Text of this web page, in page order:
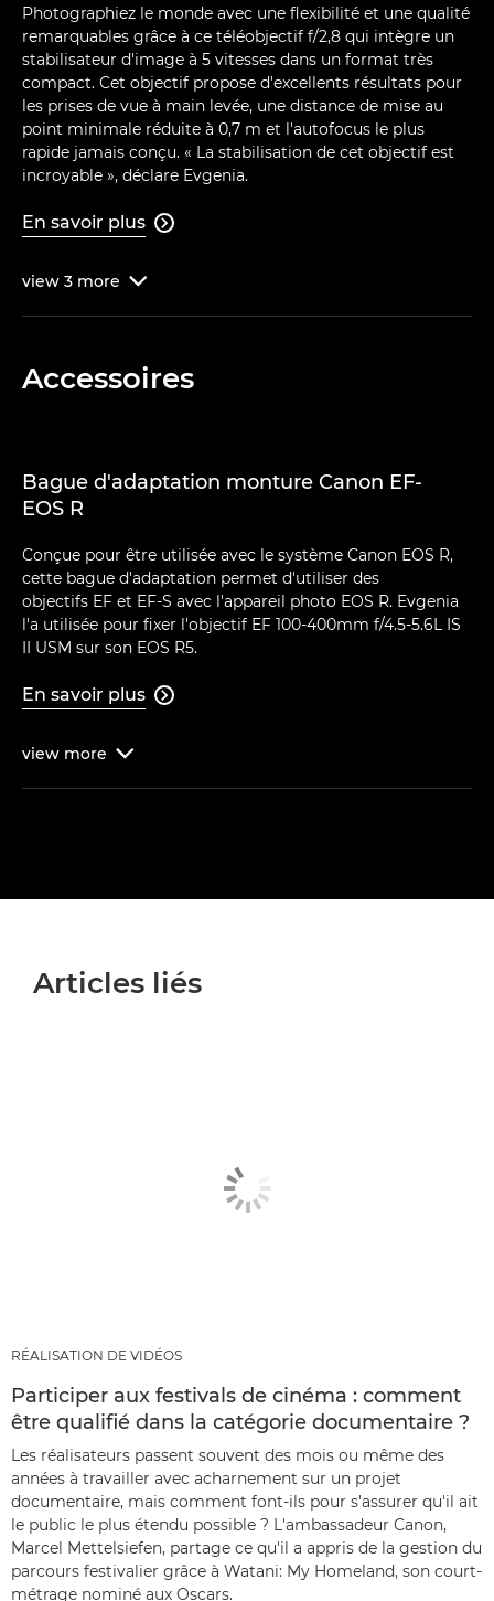
Photographiez le monde avec une flexibilité et une qualité
remarquables grâce à ce téléobjectif f/2,8 qui intègre un
stabilisateur d'image à 5 vitesses dans un format très
compact. Cet objectif propose d'excellents résultats pour
les prises de vue à main levée, une distance de mise au
point minimale réduite à 0,7 m et l'autofocus le plus
rapide jamais conçu. « La stabilisation de cet objectif est
incroyable », déclare Evgenia.
En savoir plus 
view 3 more 
Accessoires
Bague d'adaptation monture Canon EF-
EOS R
Conçue pour être utilisée avec le système Canon EOS R,
cette bague d'adaptation permet d'utiliser des
objectifs EF et EF-S avec l'appareil photo EOS R. Evgenia
l'a utilisée pour fixer l'objectif EF 100-400mm f/4.5-5.6L IS
II USM sur son EOS R5.
En savoir plus 
view more 
Articles liés
RÉALISATION DE VIDÉOS
Participer aux festivals de cinéma : comment
être qualifié dans la catégorie documentaire ?
Les réalisateurs passent souvent des mois ou même des
années à travailler avec acharnement sur un projet
documentaire, mais comment font-ils pour s'assurer qu'il ait
le public le plus étendu possible ? L'ambassadeur Canon,
Marcel Mettelsiefen, partage ce qu'il a appris de la gestion du
parcours festivalier grâce à Watani: My Homeland, son court-
métrage nominé aux Oscars.